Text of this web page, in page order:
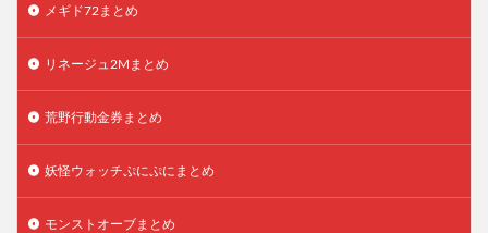
メギド72まとめ
リネージュ2Mまとめ
荒野行動金券まとめ
妖怪ウォッチぷにぷにまとめ
モンストオーブまとめ